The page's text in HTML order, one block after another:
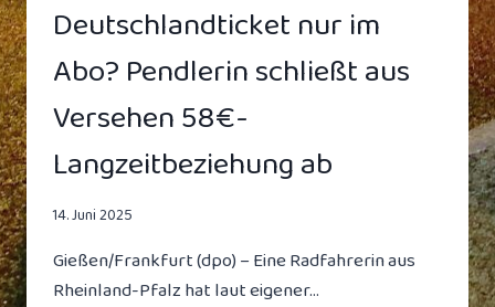
Deutschlandticket nur im
Abo? Pendlerin schließt aus
Versehen 58€-
Langzeitbeziehung ab
14. Juni 2025
Gießen/Frankfurt (dpo) – Eine Radfahrerin aus
Rheinland-Pfalz hat laut eigener…